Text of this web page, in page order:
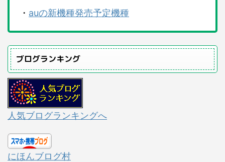
・ auの新機種発売予定機種
ブログランキング
人気ブログランキングへ
にほんブログ村